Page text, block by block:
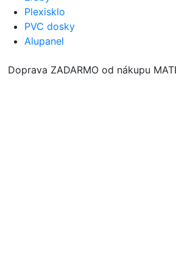
Plexisklo
PVC dosky
Alupanel
Doprava ZADARMO od nákupu